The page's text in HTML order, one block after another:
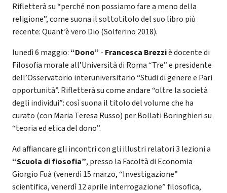
Rifletterà su “perché non possiamo fare a meno della
religione”, come suona il sottotitolo del suo libro più
recente: Quant’è vero Dio (Solferino 2018).
lunedì 6 maggio:“Dono” - Francesca Brezziè docente di
Filosofia morale all’Università di Roma “Tre” e presidente
dell’Osservatorio interuniversitario “Studi di genere e Pari
opportunità”. Rifletterà su come andare “oltre la società
degli individui”: così suona il titolo del volume che ha
curato (con Maria Teresa Russo) per Bollati Boringhieri su
“teoria ed etica del dono”.
Ad affiancare gli incontri con gli illustri relatori 3 lezioni a
“Scuola di fiosofia”, presso la Facoltà di Economia
Giorgio Fuà (venerdì 15 marzo, “Investigazione”
scientifica, venerdì 12 aprile interrogazione” filosofica,